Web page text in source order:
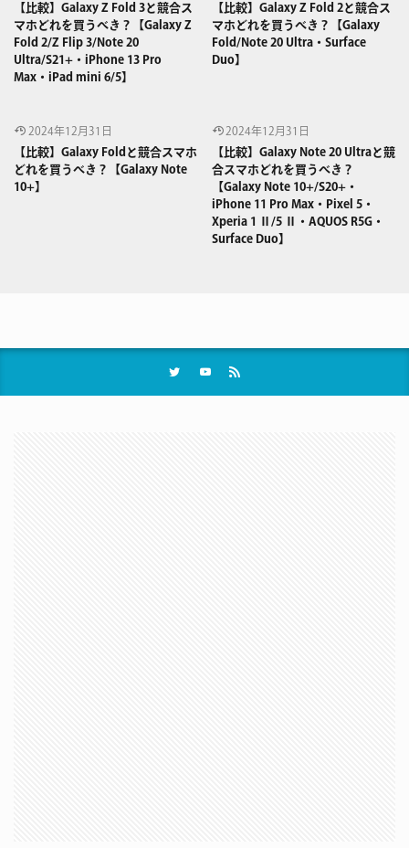
【比較】Galaxy Z Fold 3と競合ス
マホどれを買うべき？【Galaxy Z
Fold 2/Z Flip 3/Note 20
Ultra/S21+・iPhone 13 Pro
Max・iPad mini 6/5】
【比較】Galaxy Z Fold 2と競合ス
マホどれを買うべき？【Galaxy
Fold/Note 20 Ultra・Surface
Duo】
2024年12月31日
【比較】Galaxy Foldと競合スマホ
どれを買うべき？【Galaxy Note
10+】
2024年12月31日
【比較】Galaxy Note 20 Ultraと競
合スマホどれを買うべき？
【Galaxy Note 10+/S20+・
iPhone 11 Pro Max・Pixel 5・
Xperia 1 Ⅱ/5 Ⅱ・AQUOS R5G・
Surface Duo】